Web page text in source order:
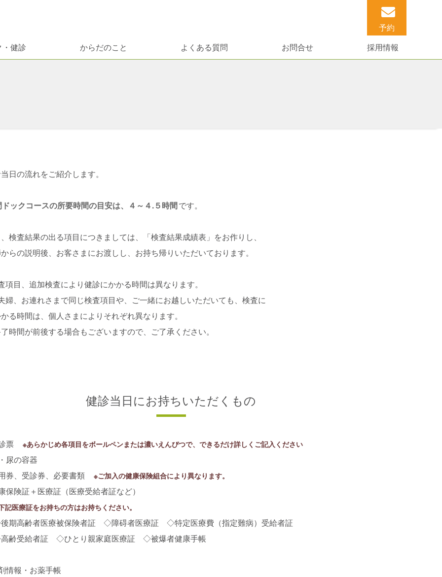
予約
健診
からだのこと よくある質問 お問合せ 採用情報
日の流れをご紹介します。
ックコースの所要時間の目安は、４～４.５時間です。
検査結果の出る項目につきましては、「検査結果成績表」をお作りし、
らの説明後、お客さまにお渡しし、お持ち帰りいただいております。
項目、追加検査により健診にかかる時間は異なります。
婦、お連れさまで同じ検査項目や、ご一緒にお越しいただいても、検査に
時間は、個人さまによりそれぞれ異なります。
間が前後する場合もございますので、ご了承ください。
健診当日にお持ちいただくもの
票 ※あらかじめ各項目をボールペンまたは濃いえんぴつで、できるだけ詳しくご記入ください
尿の容器
券、受診券、必要書類
※ご加入の健康保険組合により異なります。
保険証＋医療証（医療受給者証など）
記医療証をお持ちの方はお持ちください。
高齢者医療被保険者証 ◇障碍者医療証 ◇特定医療費（指定難病）受給者証
受給者証 ◇ひとり親家庭医療証 ◇被爆者健康手帳
情報・お薬手帳